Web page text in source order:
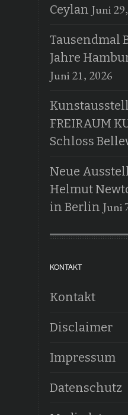
Ceylan Juni
Tausendmal
Jahre
Juni 21, 2026
FREIRAUM
Schloss
Neue
Helmut
in Berlin Juni
KONTAKT
Kontakt
Disclaimer
Impressum
Datenschutz